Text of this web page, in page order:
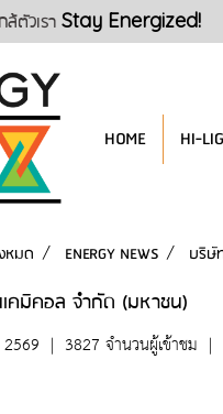
ตัวเรา Stay Energized!
HOME HI-
หมด ENERGY NEWS บริษั
คมิคอล จำกัด (มหาชน)
| 3827 จำนวนผู้เข้าชม |